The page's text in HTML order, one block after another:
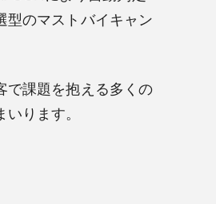
型のマストバイキャン
で課題を抱える多くの
ります。